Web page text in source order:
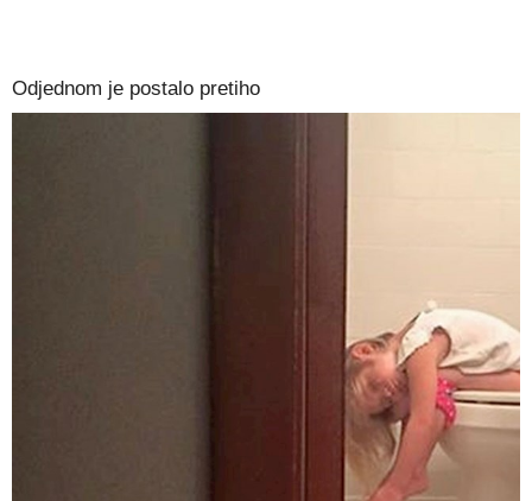
Odjednom je postalo pretiho